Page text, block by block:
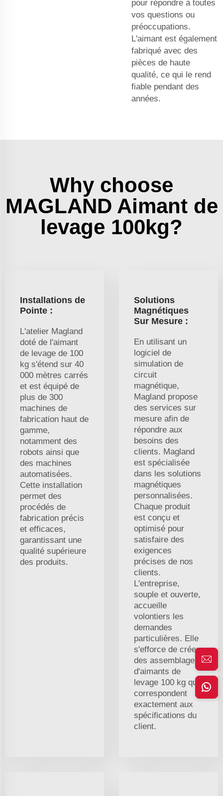
pour répondre à toutes
vos questions ou
préoccupations.
L'aimant est également
fabriqué avec des
pièces de haute
qualité, ce qui le rend
fiable pendant des
années.
Why choose
MAGLAND Aimant de
levage 100kg?
Installations de
Pointe :
L'atelier Magland
doté de l'aimant
de levage de 100
kg s'étend sur 40
000 mètres carrés
et est équipé de
plus de 300
machines de
fabrication haut de
gamme,
notamment des
robots ainsi que
des machines
automatisées.
Cette installation
permet des
procédés de
fabrication précis
et efficaces,
garantissant une
qualité supérieure
des produits.
Solutions
Magnétiques
Sur Mesure :
En utilisant un
logiciel de
simulation de
circuit
magnétique,
Magland propose
des services sur
mesure afin de
répondre aux
besoins des
clients. Magland
est spécialisée
dans les solutions
magnétiques
personnalisées.
Chaque produit
est conçu et
optimisé pour
satisfaire des
exigences
précises de nos
clients.
L'entreprise,
souple et ouverte,
accueille
volontiers les
demandes
particulières. Elle
s'efforce de créer
des assemblages
d'aimants de
levage 100 kg qui
correspondent
exactement aux
spécifications du
client.